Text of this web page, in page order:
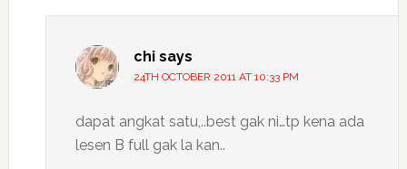
chi says
24TH OCTOBER 2011 AT 10:33 PM
dapat angkat satu,..best gak ni…tp kena ada
lesen B full gak la kan..